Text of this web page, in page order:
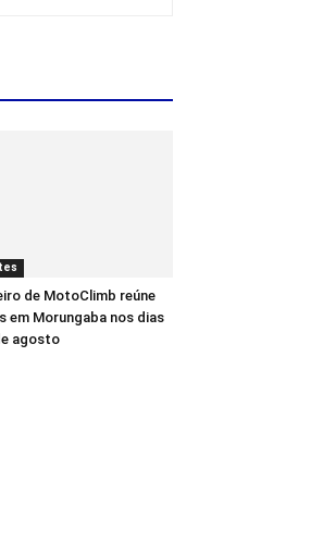
de MotoClimb reúne
em Morungaba nos dias
agosto